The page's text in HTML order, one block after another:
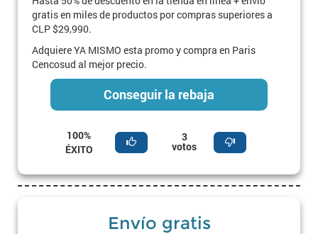
gratis en miles de productos por compras superiores a
CLP $29,990.
Adquiere YA MISMO esta promo y compra en Paris
Cencosud al mejor precio.
Conseguir la rebaja
100%
ÉXITO
3
votos
Envío gratis